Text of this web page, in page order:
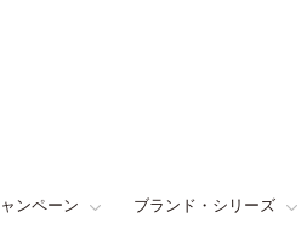
ンペーン ブランド・シリーズ